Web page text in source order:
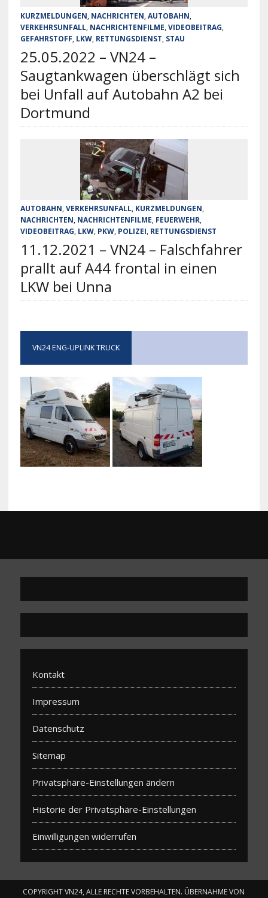
KURZMELDUNGEN, NACHRICHTEN,AUTOBAHN,
VERKEHRSUNFALL, NACHRICHTENFILME,VIDEOBEITRAG,
GEFAHRSTOFF, LKW, RETTUNGSDIENST, STAU
25.05.2022 – VN24 –
Saugtankwagen überschlägt sich
bei Unfall auf Autobahn A2 bei
Dortmund
AUTOBAHN,VERKEHRSUNFALL, KURZMELDUNGEN,
NACHRICHTEN, NACHRICHTENFILME, FEUERWEHR,
VIDEOBEITRAG, LKW, PKW, POLIZEI, RETTUNGSDIENST
11.12.2021 – VN24 – Falschfahrer
prallt auf A44 frontal in einen
LKW bei Unna
VN24 ENG-UPLINK TRUCK
Kontakt
Impressum
Datenschutz
Sitemap
Privatsphäre-Einstellungen ändern
Historie der Privatsphäre-Einstellungen
Einwilligungen widerrufen
COPYRIGHT VN24, ALLE RECHTE VORBEHALTEN. ÜBERNAHME VON